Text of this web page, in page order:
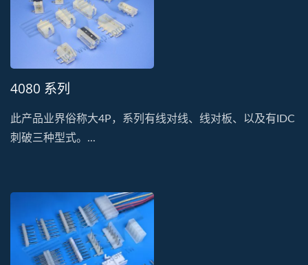
4080 系列
此产品业界俗称大4P，系列有线对线、线对板、以及有IDC
刺破三种型式。...